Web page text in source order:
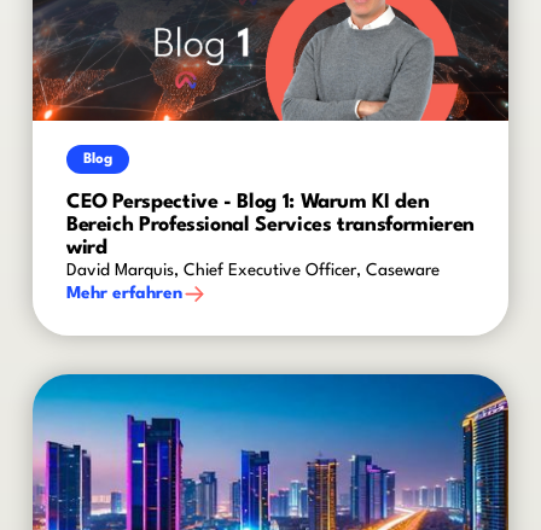
Blog
CEO Perspective - Blog 1: Warum KI den
Bereich Professional Services transformieren
wird
David Marquis, Chief Executive Officer, Caseware
Mehr erfahren